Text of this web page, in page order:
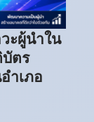
ะผู้นำใน
บัตร
ำเภอ